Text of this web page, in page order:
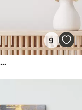
9
Abstraktne roosades toonides pojengide kimp